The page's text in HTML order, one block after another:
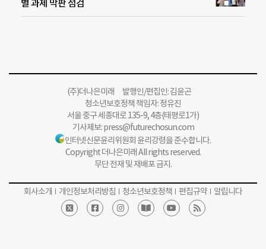
별 과제 막판 점검
(주)더나은미래 발행인/편집인: 김윤곤
청소년보호정책 책임자: 정유진
서울 중구 세종대로 135-9, 4층(태평로1가)
기사제보:press@futurechosun.com
인터넷신문윤리위원회 윤리강령을 준수합니다.
Copyright 더나은미래 All rights reserved.
무단 전재 및 재배포 금지.
회사소개 개인정보처리방침 청소년보호정책 편집규약 알립니다